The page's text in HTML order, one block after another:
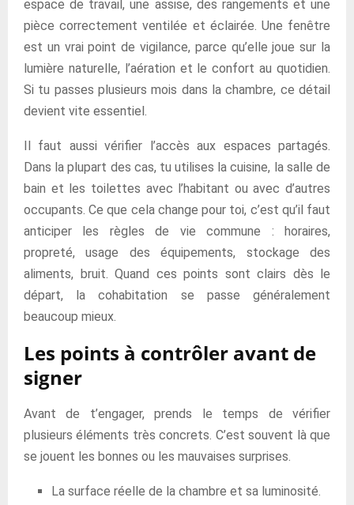
espace de travail, une assise, des rangements et une
pièce correctement ventilée et éclairée. Une fenêtre
est un vrai point de vigilance, parce qu’elle joue sur la
lumière naturelle, l’aération et le confort au quotidien.
Si tu passes plusieurs mois dans la chambre, ce détail
devient vite essentiel.
Il faut aussi vérifier l’accès aux espaces partagés.
Dans la plupart des cas, tu utilises la cuisine, la salle de
bain et les toilettes avec l’habitant ou avec d’autres
occupants. Ce que cela change pour toi, c’est qu’il faut
anticiper les règles de vie commune : horaires,
propreté, usage des équipements, stockage des
aliments, bruit. Quand ces points sont clairs dès le
départ, la cohabitation se passe généralement
beaucoup mieux.
Les points à contrôler avant de
signer
Avant de t’engager, prends le temps de vérifier
plusieurs éléments très concrets. C’est souvent là que
se jouent les bonnes ou les mauvaises surprises.
La surface réelle de la chambre et sa luminosité.